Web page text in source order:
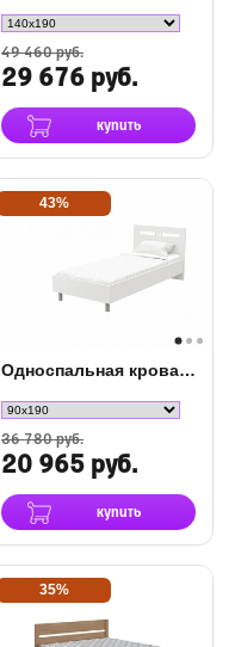
49 460 руб.
29 676 руб.
купить
43%
Односпальная кровать Umbretta
36 780 руб.
20 965 руб.
купить
35%